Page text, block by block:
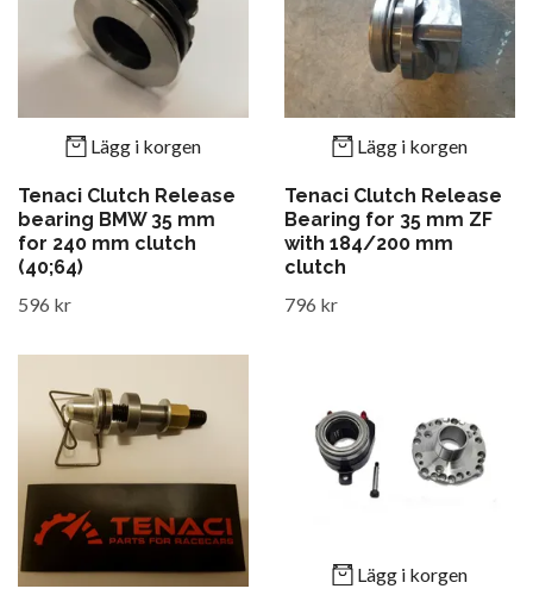
Lägg i korgen
Tenaci Clutch Release
bearing BMW 35 mm
for 240 mm clutch
(40;64)
596 kr
Lägg i korgen
Tenaci Clutch Release
Bearing for 35 mm ZF
with 184/200 mm
clutch
796 kr
Lägg i korgen